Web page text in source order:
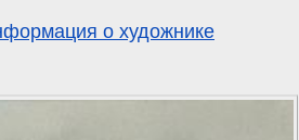
о художнике